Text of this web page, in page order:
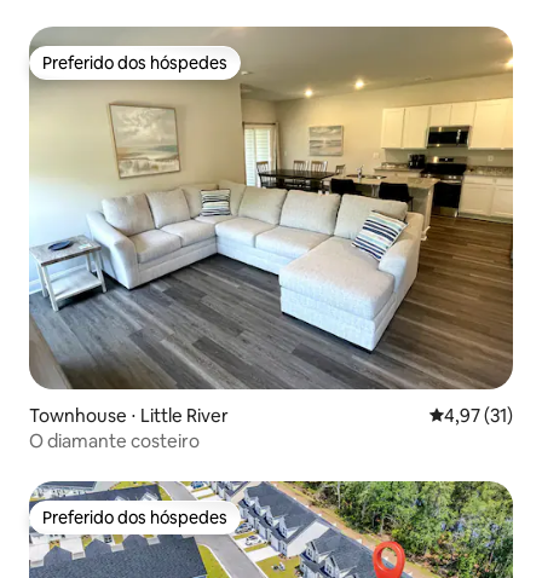
Preferido dos hóspedes
Preferido dos hóspedes
Townhouse ⋅ Little River 4,97 de uma
4,97 (31)
O diamante costeiro
Preferido dos hóspedes
Preferido dos hóspedes